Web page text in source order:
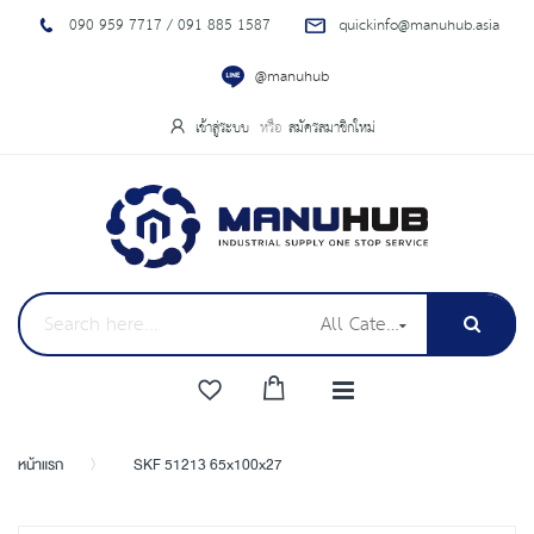
090 959 7717 / 091 885 1587
quickinfo@manuhub.asia
@manuhub
เข้าสู่ระบบ สมัครสมาชิกใหม่
All Categories
หน้าแรก SKF 51213 65x100x27